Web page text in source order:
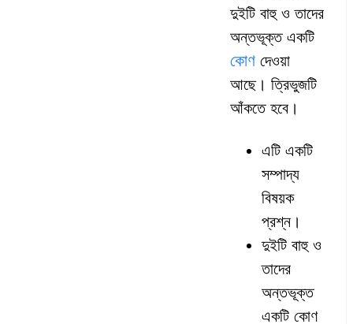
দুইটি বাহু ও তাদের
অন্তভূক্ত একটি
কোণ দেওয়া
আছে। ত্রিভুজটি
আঁকতে হবে।
এটি একটি
সম্পাদ্য
বিষয়ক
প্রশ্ন।
দুইটি বাহু ও
তাদের
অন্তভূক্ত
একটি কোণ